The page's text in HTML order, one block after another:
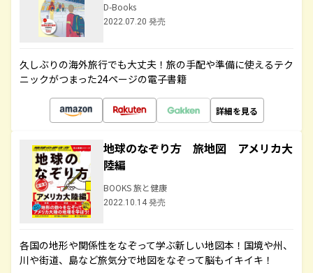
D-Books
2022.07.20 発売
久しぶりの海外旅行でも大丈夫！旅の手配や準備に使えるテク
ニックがつまった24ページの電子書籍
詳細を見る
地球のなぞり方 旅地図 アメリカ大
陸編
BOOKS 旅と健康
2022.10.14 発売
各国の地形や関係性をなぞって学ぶ新しい地図本！国境や州、
川や街道、島など旅気分で地図をなぞって脳もイキイキ！